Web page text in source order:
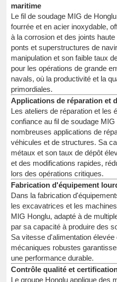
maritime
Le fil de soudage MIG de
fourrée et en acier inoxydable,
à la corrosion et des joints
ponts et superstructures de
manipulation et son faible taux
pour les opérations de grande
navals, où la productivité et la
primordiales.
Applications de réparation et
Les ateliers de réparation et les
confiance au fil de soudage
nombreuses applications de
véhicules et de structures. Sa
métaux et son taux de dépôt
et des modifications rapides,
lors des opérations critiques.
Fabrication d'équipement
Dans la fabrication
les excavatrices et les
MIG Honglu, adapté à de
par sa capacité à produire des
Sa vitesse d'alimentation
mécaniques robustes
une performance durable.
Contrôle qualité et
Le groupe Honglu applique des